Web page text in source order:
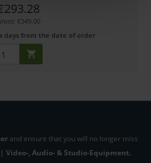
€349.00
days from the date of order
and ensure that you will no longer miss
Video-, Audio- & Studio-Equipment.